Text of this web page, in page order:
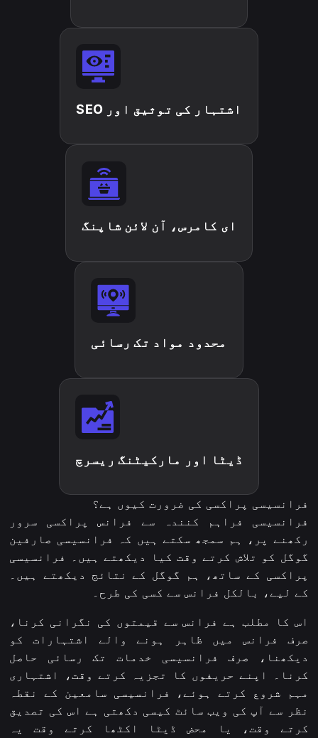
اشتہار کی توثیق اور SEO
ای کامرس، آن لائن شاپنگ
محدود مواد تک رسائی
ڈیٹا اور مارکیٹنگ ریسرچ
فرانسیسی پراکسی کی ضرورت کیوں ہے؟
فرانسیسی فراہم کنندہ سے فرانس پراکسی سرور
رکھنے پر، ہم سمجھ سکتے ہیں کہ فرانسیسی صارفین
گوگل کو تلاش کرتے وقت کیا دیکھتے ہیں۔ فرانسیسی
پراکسی کے ساتھ، ہم گوگل کے نتائج دیکھتے ہیں۔
کے لیے، بالکل فرانس سے کسی کی طرح۔
اس کا مطلب ہے فرانس سے قیمتوں کی نگرانی کرنا،
صرف فرانس میں ظاہر ہونے والے اشتہارات کو
دیکھنا، صرف فرانسیسی خدمات تک رسائی حاصل
کرنا۔ اپنے حریفوں کا تجزیہ کرتے وقت، اشتہاری
مہم شروع کرتے ہوئے، فرانسیسی سامعین کے نقطہ
نظر سے آپ کی ویب سائٹ کیسی دکھتی ہے اس کی تصدیق
کرتے وقت، یا محض ڈیٹا اکٹھا کرتے وقت یہ